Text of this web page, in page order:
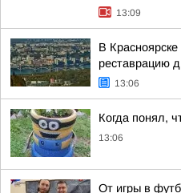
13:09
В
реставрацию
13:06
Когда понял,
13:06
От игры в